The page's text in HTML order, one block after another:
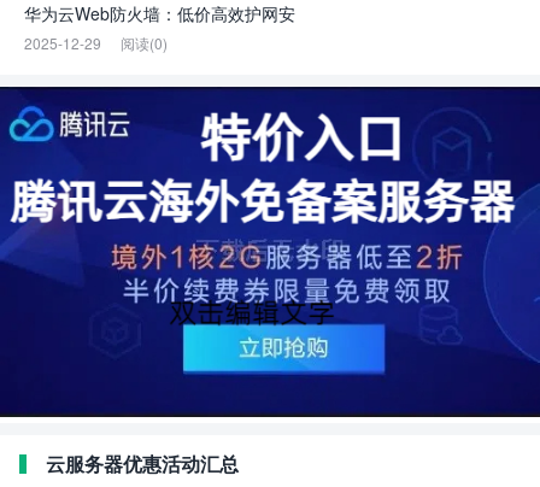
华为云Web防火墙：低价高效护网安
2025-12-29 阅读(0)
云服务器优惠活动汇总